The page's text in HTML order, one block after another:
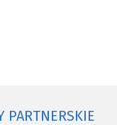
PARTNERSKIE